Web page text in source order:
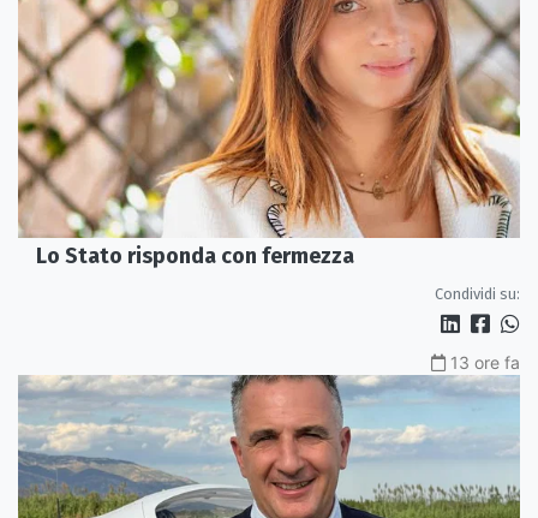
Lo Stato risponda con fermezza
Condividi su:
13 ore fa